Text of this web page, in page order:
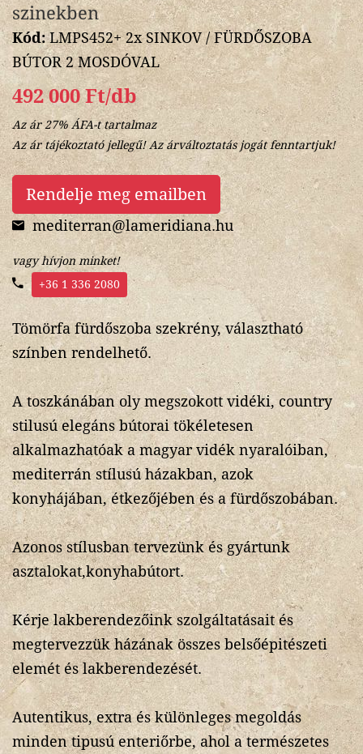
szinekben
Kód:LMPS452+ 2x SINKOV / FÜRDŐSZOBA
BÚTOR 2 MOSDÓVAL
492 000 Ft/db
Az ár 27% ÁFA-t tartalmaz
Az ár tájékoztató jellegű! Az árváltoztatás jogát fenntartjuk!
Rendelje meg emailben
mediterran@lameridiana.hu
vagy hívjon minket!
+36 1 336 2080
Tömörfa fürdőszoba szekrény, választható
színben rendelhető.
A toszkánában oly megszokott vidéki, country
stilusú elegáns bútorai tökéletesen
alkalmazhatóak a magyar vidék nyaralóiban,
mediterrán stílusú házakban, azok
konyhájában, étkezőjében és a fürdőszobában.
Azonos stílusban tervezünk és gyártunk
asztalokat,konyhabútort.
Kérje lakberendezőink szolgáltatásait és
megtervezzük házának összes belsőépitészeti
elemét és lakberendezését.
Autentikus, extra és különleges megoldás
minden tipusú enteriőrbe, ahol a természetes